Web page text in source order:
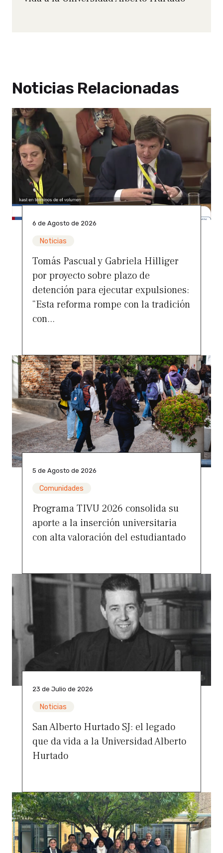
Noticias Relacionadas
6 de Agosto de 2026
Noticias
Tomás Pascual y Gabriela Hilliger
por proyecto sobre plazo de
detención para ejecutar expulsiones:
“Esta reforma rompe con la tradición
con...
5 de Agosto de 2026
Comunidades
Programa TIVU 2026 consolida su
aporte a la inserción universitaria
con alta valoración del estudiantado
23 de Julio de 2026
Noticias
San Alberto Hurtado SJ: el legado
que da vida a la Universidad Alberto
Hurtado